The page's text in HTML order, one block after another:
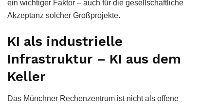
ein wichtiger Faktor – auch für die gesellschaftliche
Akzeptanz solcher Großprojekte.
KI als industrielle
Infrastruktur – KI aus dem
Keller
Das Münchner Rechenzentrum ist nicht als offene